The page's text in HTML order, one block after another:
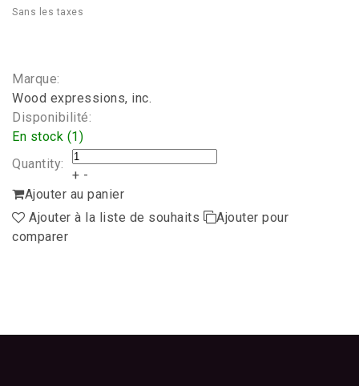
Sans les taxes
Marque:
Wood expressions, inc.
Disponibilité:
En stock (1)
Quantity:
+ -
Ajouter au panier
Ajouter à la liste de souhaits
Ajouter pour
comparer